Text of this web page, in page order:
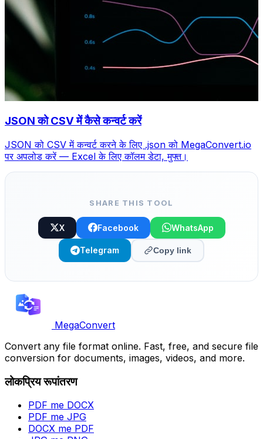
JSON को CSV में कैसे कन्वर्ट करें
JSON को CSV में कन्वर्ट करने के लिए .json को MegaConvert.io
पर अपलोड करें — Excel के लिए कॉलम डेटा, मुफ्त।
SHARE THIS TOOL
X Facebook WhatsApp
Telegram Copy link
MegaConvert
Convert any file format online. Fast, free, and secure file
conversion for documents, images, videos, and more.
लोकप्रिय रूपांतरण
PDF me DOCX
PDF me JPG
DOCX me PDF